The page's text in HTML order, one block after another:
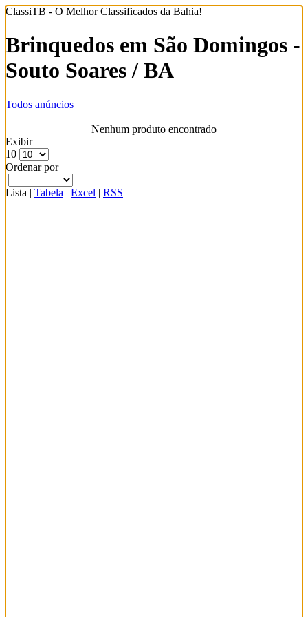
ClassiTB - O Melhor Classificados da Bahia!
Brinquedos em São Domingos -
Souto Soares / BA
Todos anúncios
Nenhum produto encontrado
Exibir
10
Ordenar por
Lista | Tabela | Excel | RSS